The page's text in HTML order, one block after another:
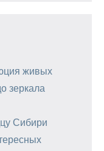
живых
зеркала
Сибири